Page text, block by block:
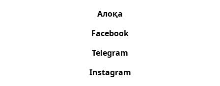
Алоқа
Facebook
Telegram
Instagram